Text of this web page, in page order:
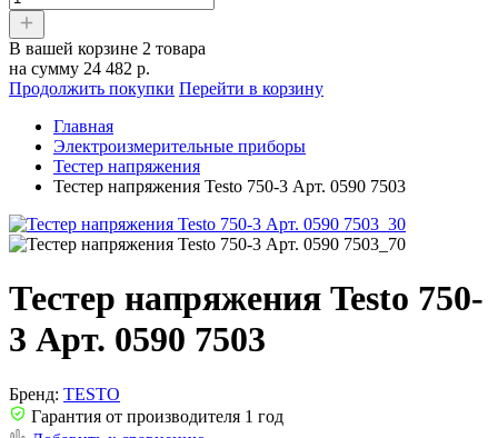
В вашей корзине 2 товара
на сумму 24 482 р.
Продолжить покупки Перейти в корзину
Главная
Электроизмерительные приборы
Тестер напряжения
Тестер напряжения Testo 750-3 Арт. 0590 7503
Тестер напряжения Testo 750-
3 Арт. 0590 7503
Бренд: TESTO
Гарантия от производителя 1 год